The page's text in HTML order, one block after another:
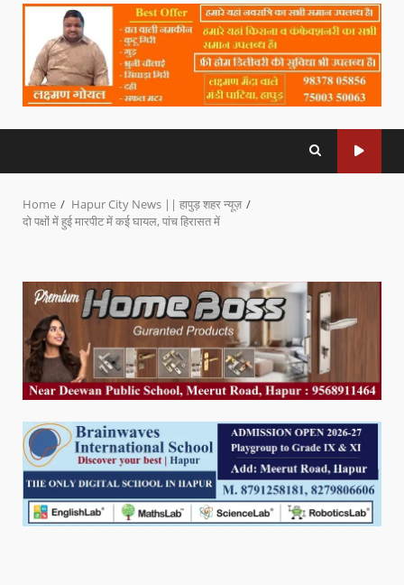
Home
Hapur City News || हापुड़ शहर न्यूज़
दो पक्षों में हुई मारपीट में कई घायल, पांच हिरासत में